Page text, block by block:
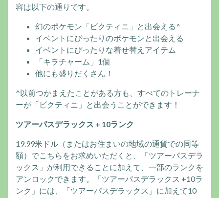
容は以下の通りです。
幻のポケモン「ビクティニ」と出会える^
イベントにぴったりのポケモンと出会える
イベントにぴったりな着せ替えアイテム
「キラチャーム」1個
他にも盛りだくさん！
^以前つかまえたことがある方も、すべてのトレーナ
ーが「ビクティニ」と出会うことができます！
ツアーパスデラックス + 10ランク
19.99米ドル（またはお住まいの地域の通貨での同等
額）でこちらをお求めいただくと、「ツアーパスデラ
ックス」が利用できることに加えて、一部のランクを
アンロックできます。「ツアーパスデラックス +10ラ
ンク」には、「ツアーパスデラックス」に加えて10